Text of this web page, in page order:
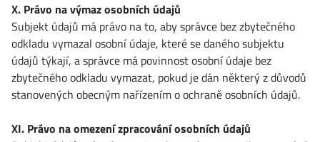
X. Právo na výmaz osobních údajů
Subjekt údajů má právo na to, aby správce bez zbytečného
odkladu vymazal osobní údaje, které se daného subjektu
údajů týkají, a správce má povinnost osobní údaje bez
zbytečného odkladu vymazat, pokud je dán některý z důvodů
stanovených obecným nařízením o ochraně osobních údajů.
XI. Právo na omezení zpracování osobních údajů